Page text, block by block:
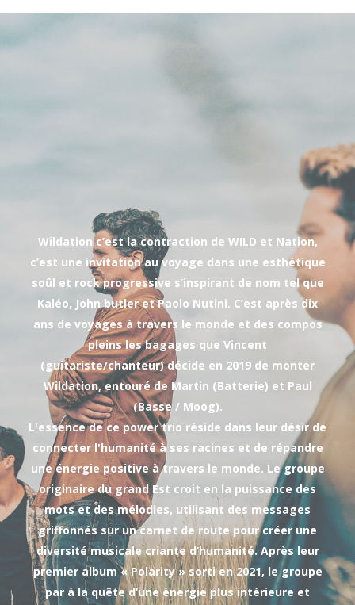
Wildation c’est la contraction de WILD et Nation,
c’est une invitation au voyage dans une esthétique
soûl et rock progressive s’inspirant de nom tel que
Kaléo, John butler et Paolo Nutini. C’est après dix
ans de voyages à travers le monde et des compos
pleins les bagages que Vincent
(guitariste/chanteur) décide en 2019 de monter
Wildation, entouré de Martin (Batterie) et Paul
(Basse / Moog).
L'essence de ce power trio réside dans leur désir de
connecter l'humanité à ses racines et de répandre
une énergie positive à travers le monde. Le groupe
originaire du grand Est croit en la puissance des
mots et des mélodies, utilisant des messages
griffonnés sur un carnet de route pour créer une
diversité musicale criante d’humanité. Après leur
premier album « Polarity » sorti en 2021, le groupe
par à la quête d’une énergie plus intérieure et